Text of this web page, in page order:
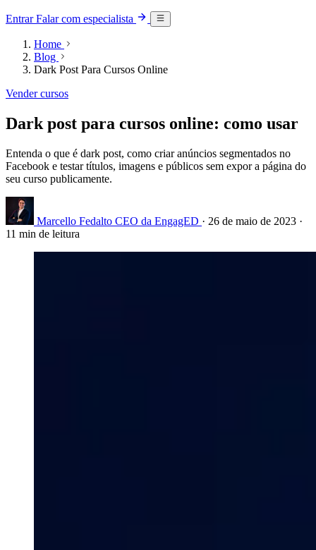
EntrarFalar com especialista
Home
Blog
Dark Post Para Cursos Online
Vender cursos
Dark post para cursos online: como usar
Entenda o que é dark post, como criar anúncios segmentados no
Facebook e testar títulos, imagens e públicos sem expor a página do
seu curso publicamente.
Marcello Fedalto CEO da EngagED · 26 de maio de 2023 ·
11 min de leitura